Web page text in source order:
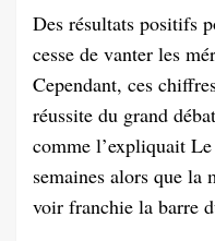
Des résultats positifs
cesse de vanter les
Cependant, ces
réussite du grand
comme l’expliquait
semaines alors que
voir franchie la barre